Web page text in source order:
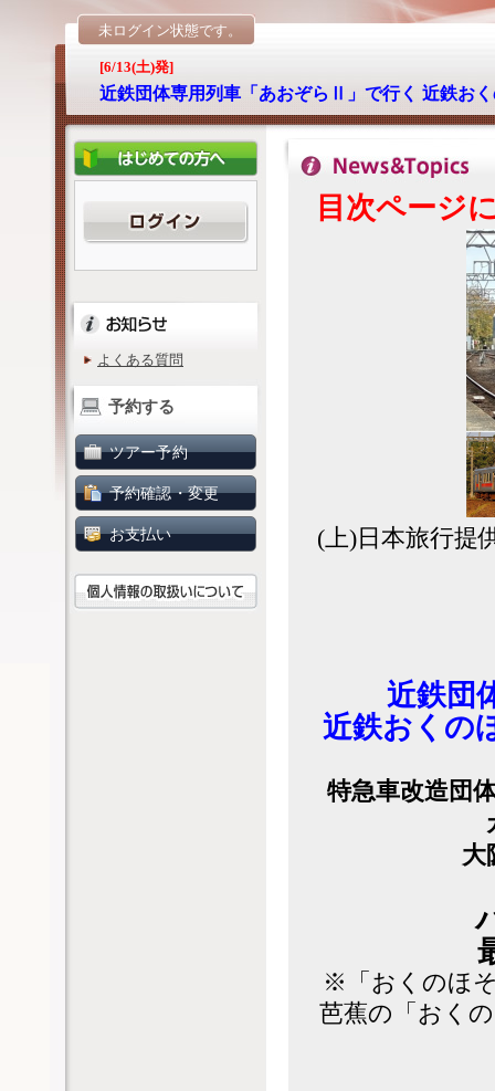
未ログイン状態です。
[6/13(土)発]
近鉄団体専用列車「あおぞらⅡ」で行く 近鉄お
よくある質問
予約する
ツアー予約
予約確認・変更
お支払い
目次ページ
(上)日本旅行提
近鉄団
近鉄おくの
特急車改造団
大
※「おくのほ
芭蕉の「おく